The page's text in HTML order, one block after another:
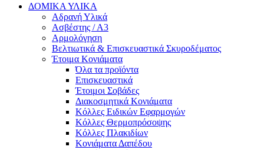
ΔΟΜΙΚΑ ΥΛΙΚΑ
Αδρανή Υλικά
Ασβέστης / Α3
Αρμολόγηση
Βελτιωτικά & Επισκευαστικά Σκυροδέματος
Έτοιμα Κονιάματα
Όλα τα προϊόντα
Επισκευαστικά
Έτοιμοι Σοβάδες
Διακοσμητικά Κονιάματα
Κόλλες Ειδικών Εφαρμογών
Κόλλες Θερμοπρόσοψης
Κόλλες Πλακιδίων
Κονιάματα Δαπέδου